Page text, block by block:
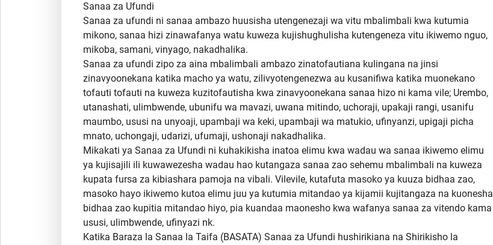
Sanaa za Ufundi
Sanaa za ufundi ni sanaa ambazo huusisha utengenezaji wa vitu mbalimbali kwa kutumia
mikono, sanaa hizi zinawafanya watu kuweza kujishughulisha kutengeneza vitu ikiwemo nguo,
mikoba, samani, vinyago, nakadhalika.
Sanaa za ufundi zipo za aina mbalimbali ambazo zinatofautiana kulingana na jinsi
zinavyoonekana katika macho ya watu, zilivyotengenezwa au kusanifiwa katika muonekano
tofauti tofauti na kuweza kuzitofautisha kwa zinavyoonekana sanaa hizo ni kama vile; Urembo,
utanashati, ulimbwende, ubunifu wa mavazi, uwana mitindo, uchoraji, upakaji rangi, usanifu
maumbo, ususi na unyoaji, upambaji wa keki, upambaji wa matukio, ufinyanzi, upigaji picha
mnato, uchongaji, udarizi, ufumaji, ushonaji nakadhalika.
Mikakati ya Sanaa za Ufundi ni kuhakikisha inatoa elimu kwa wadau wa sanaa ikiwemo elimu
ya kujisajili ili kuwawezesha wadau hao kutangaza sanaa zao sehemu mbalimbali na kuweza
kupata fursa za kibiashara pamoja na vibali. Vilevile, kutafuta masoko ya kuuza bidhaa zao,
masoko hayo ikiwemo kutoa elimu juu ya kutumia mitandao ya kijamii kujitangaza na kuonesha
bidhaa zao kupitia mitandao hiyo, pia kuandaa maonesho kwa wafanya sanaa za vitendo kama
ususi, ulimbwende, ufinyazi nk.
Katika Baraza la Sanaa la Taifa (BASATA) Sanaa za Ufundi hushirikiana na Shirikisho la